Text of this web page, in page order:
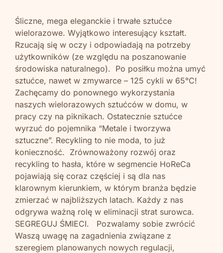
Śliczne, mega eleganckie i trwałe sztućce
wielorazowe. Wyjątkowo interesujący kształt.
Rzucają się w oczy i odpowiadają na potrzeby
użytkowników (ze względu na poszanowanie
środowiska naturalnego). Po posiłku można umyć
sztućce, nawet w zmywarce – 125 cykli w 65°C!
Zachęcamy do ponownego wykorzystania
naszych wielorazowych sztućców w domu, w
pracy czy na piknikach. Ostatecznie sztućce
wyrzuć do pojemnika “Metale i tworzywa
sztuczne”. Recykling to nie moda, to już
konieczność. Zrównoważony rozwój oraz
recykling to hasła, które w segmencie HoReCa
pojawiają się coraz częściej i są dla nas
klarownym kierunkiem, w którym branża będzie
zmierzać w najbliższych latach. Każdy z nas
odgrywa ważną rolę w eliminacji strat surowca.
SEGREGUJ ŚMIECI. Pozwalamy sobie zwrócić
Waszą uwagę na zagadnienia związane z
szeregiem planowanych nowych regulacji,